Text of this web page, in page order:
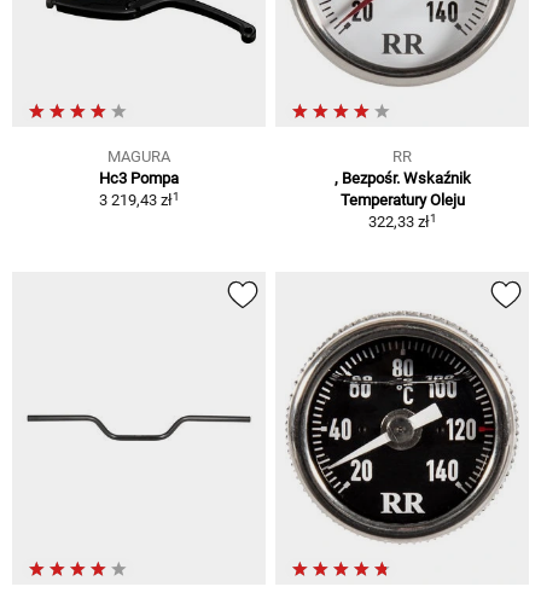
MAGURA
Hc3 Pompa
3 219,43 zł1
RR
, Bezpośr. Wskaźnik
Temperatury Oleju
322,33 zł1